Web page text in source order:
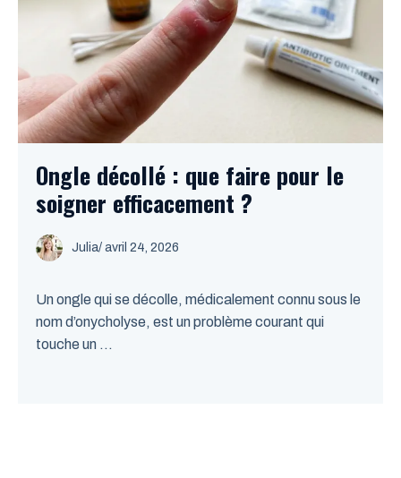
Ongle décollé : que faire pour le
soigner efficacement ?
Julia/ avril 24, 2026
Un ongle qui se décolle, médicalement connu sous le
nom d’onycholyse, est un problème courant qui
touche un ...